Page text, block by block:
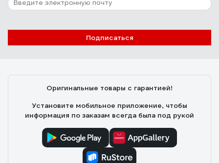
Подписаться
Оригинальные товары с гарантией!
Установите мобильное приложение, чтобы
информация по заказам всегда была под рукой